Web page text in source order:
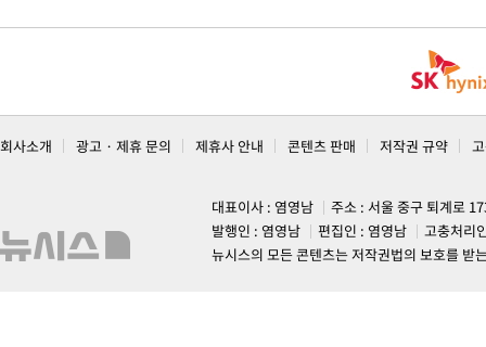
회사소개 광고 · 제휴 문의 제휴사 안내 콘텐츠 판매 저작권 규약
대표이사 : 염영남
주소 : 서울 중구 퇴계로
발행인 : 염영남
편집인 : 염영남
고충처리
뉴시스의 모든 콘텐츠는 저작권법의 보호를